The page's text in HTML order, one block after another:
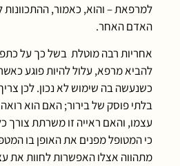
למרפאת – והוא, כאמור,
האדם האחר.
אחריות רבה מוטלת בשל כך על
להביא מרפא, עלול להיות פוגע
כשנעשה בה שימוש לא נכון. לכן
בלתי פוסק של בירור; האם הוא
עצמו, והאם ראייה זו משרתת צורך
כי המטופל מפנים את האופן בו
מתהווה אצלו האפשרות לחוות את